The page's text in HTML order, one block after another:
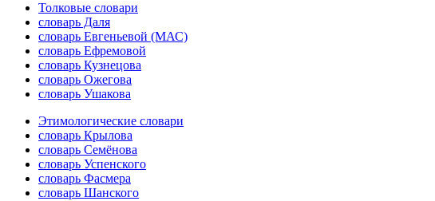
Толковые словари
словарь Даля
словарь Евгеньевой (МАС)
словарь Ефремовой
словарь Кузнецова
словарь Ожегова
словарь Ушакова
Этимологические словари
словарь Крылова
словарь Семёнова
словарь Успенского
словарь Фасмера
словарь Шанского